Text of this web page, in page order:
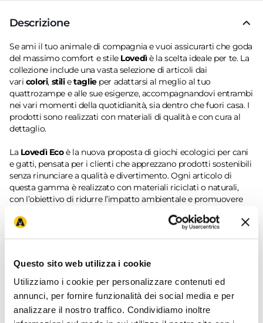
Questo sito web utilizza i cookie
Utilizziamo i cookie per personalizzare contenuti ed
annunci, per fornire funzionalità dei social media e per
analizzare il nostro traffico. Condividiamo inoltre
Descrizione
Se ami il tuo animale di compagnia e vuoi assicurarti che goda
del massimo comfort e stile Lovedìè la scelta ideale per te. La
collezione include una vasta selezione di articoli dai
vari colori, stilietaglieper adattarsi al meglio al tuo
quattrozampe e alle sue esigenze, accompagnandovi entrambi
nei vari momenti della quotidianità, sia dentro che fuori casa. I
prodotti sono realizzati con materiali di qualità e con cura al
dettaglio.
La Lovedì Ecoè la nuova proposta di giochi ecologici per cani
e gatti, pensata per i clienti che apprezzano prodotti sostenibili
senza rinunciare a qualità e divertimento. Ogni articolo di
questa gamma è realizzato con materiali riciclati o naturali,
con l’obiettivo di ridurre l’impatto ambientale e promuovere
packaging è stato studiato per rispecchiare l’impegno verso la
logistica, per un’impronta ecologica complessiva più leggera.
La grafica naturale e armoniosa richiama immediatamente il
legame con l’ambiente, e le icone informative presenti
spiegano chiaramente la componente sostenibile di ciascun
prodotto, come l'uso di materiali riciclati o alternativi naturali.